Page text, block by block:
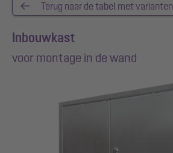
Terug naar de tabel met varianten
Inbouwkast
voor montage in de wand